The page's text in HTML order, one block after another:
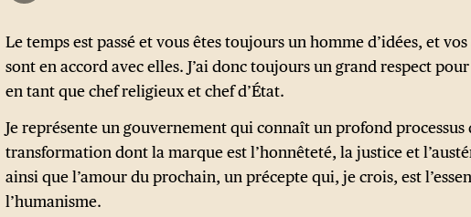
l’esprit la plus récente encyclique Fratelli Tutti , ainsi que
l’imaginaire néo-franciscain du Pontife, qui, en
a été maximisé conformément à la tradition de la
la libération 3 .
Le temps est passé et vous êtes toujours un homme d’idées, et
sont en accord avec elles. J’ai donc toujours un grand respect
en tant que chef religieux et chef d’État.
Je représente un gouvernement qui connaît un profond processus
transformation dont la marque est l’honnêteté, la justice et
ainsi que l’amour du prochain, un précepte qui, je crois, est
l’humanisme.